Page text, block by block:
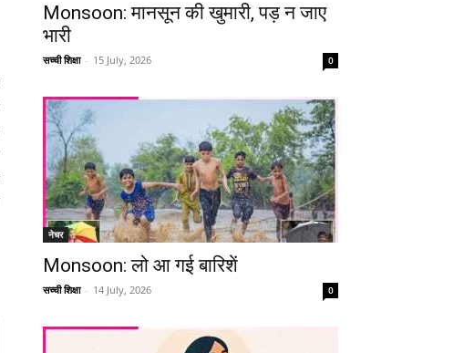
Monsoon: मानसून की खुमारी, पड़ न जाए
भारी
सच्ची शिक्षा - 15 July, 2026 0
नेचर
Monsoon: लो आ गई बारिशें
सच्ची शिक्षा - 14 July, 2026 0